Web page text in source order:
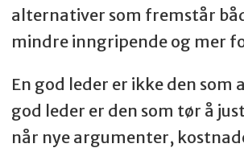
alternativer som fremstår
mindre inngripende og mer
En god leder er ikke den som
god leder er den som tør å
når nye argumenter,